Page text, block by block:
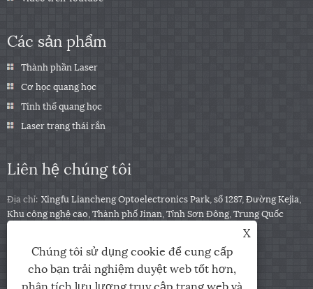
Các sản phẩm
Thành phần Laser
Cơ học quang học
Tinh thể quang học
Laser trạng thái rắn
Liên hệ chúng tôi
Địa chỉ: Xingfu Liancheng Optoelectronics Park, số 1287, Đường Kejia,
Khu công nghệ cao, Thành phố Jinan, Tỉnh Sơn Đông, Trung Quốc
Điện thoại: +86-13791139332
E-mail: jingxu@coupletech.com
X
Chúng tôi sử dụng cookie để cung cấp
cho bạn trải nghiệm duyệt web tốt hơn,
phân tích lưu lượng truy cập trang web và